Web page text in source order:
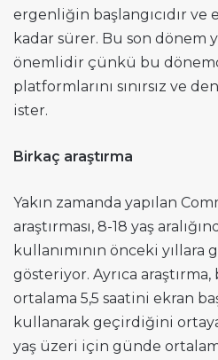
ergenliğin başlangıcıdır
kadar sürer. Bu son dönem
önemlidir çünkü bu
platformlarını sınırsız ve
ister.
Birkaç araştırma
Yakın zamanda yapılan
araştırması, 8-18 yaş
kullanımının önceki yıllara
gösteriyor. Ayrıca
ortalama 5,5 saatini ekran
kullanarak geçirdiğini ortaya
yaş üzeri için günde